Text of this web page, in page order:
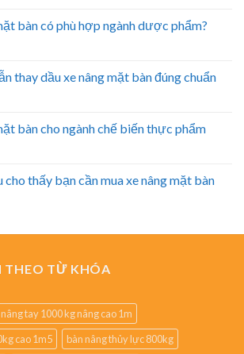
bàn có phù hợp ngành dược phẩm?
thay dầu xe nâng mặt bàn đúng chuẩn
bàn cho ngành chế biến thực phẩm
cho thấy bạn cần mua xe nâng mặt bàn
THEO TỪ KHÓA
tay 1000 kg nâng cao 1m
cao 1m5
bàn nâng thủy lực 800kg